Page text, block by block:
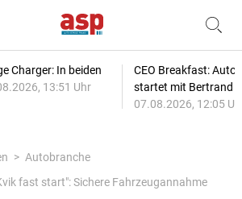
Charger: In beiden
13:51 Uhr
CEO Breakfast:
startet mit Bertrand
07.08.2026, 12:05
Autobranche
fast start": Sichere Fahrzeugannahme